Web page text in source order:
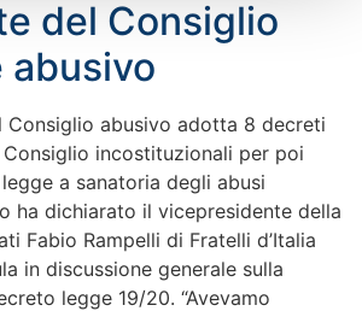
del Consiglio
abusivo
Consiglio abusivo adotta 8 decreti
incostituzionali per poi
a sanatoria degli abusi
ha dichiarato il vicepresidente della
Fabio Rampelli di Fratelli d’Italia
in discussione generale sulla
legge 19/20. “Avevamo